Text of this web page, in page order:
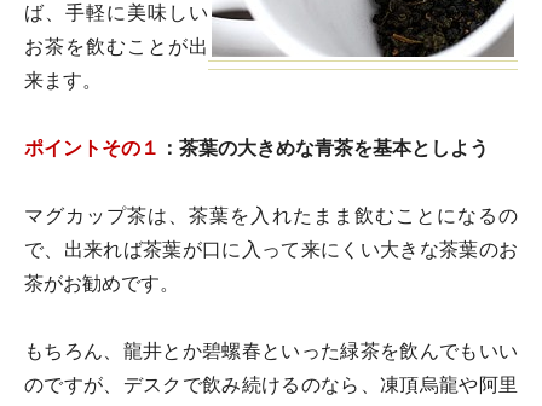
ば、手軽に美味しい
お茶を飲むことが出
来ます。
ポイントその１ ：茶葉の大きめな青茶を基本としよう
マグカップ茶は、茶葉を入れたまま飲むことになるの
で、出来れば茶葉が口に入って来にくい大きな茶葉のお
茶がお勧めです。
もちろん、龍井とか碧螺春といった緑茶を飲んでもいい
のですが、デスクで飲み続けるのなら、凍頂烏龍や阿里